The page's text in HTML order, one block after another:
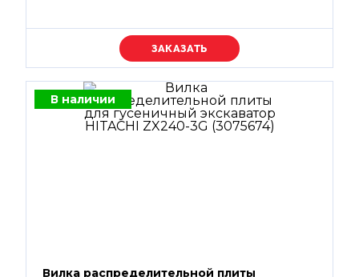
Уточняйте цену
В наличии
Вилка распределительной плиты